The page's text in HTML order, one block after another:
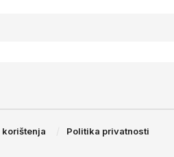
Politika privatnosti